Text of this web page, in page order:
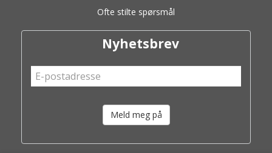
Ofte stilte spørsmål
Nyhetsbrev
Meld meg på